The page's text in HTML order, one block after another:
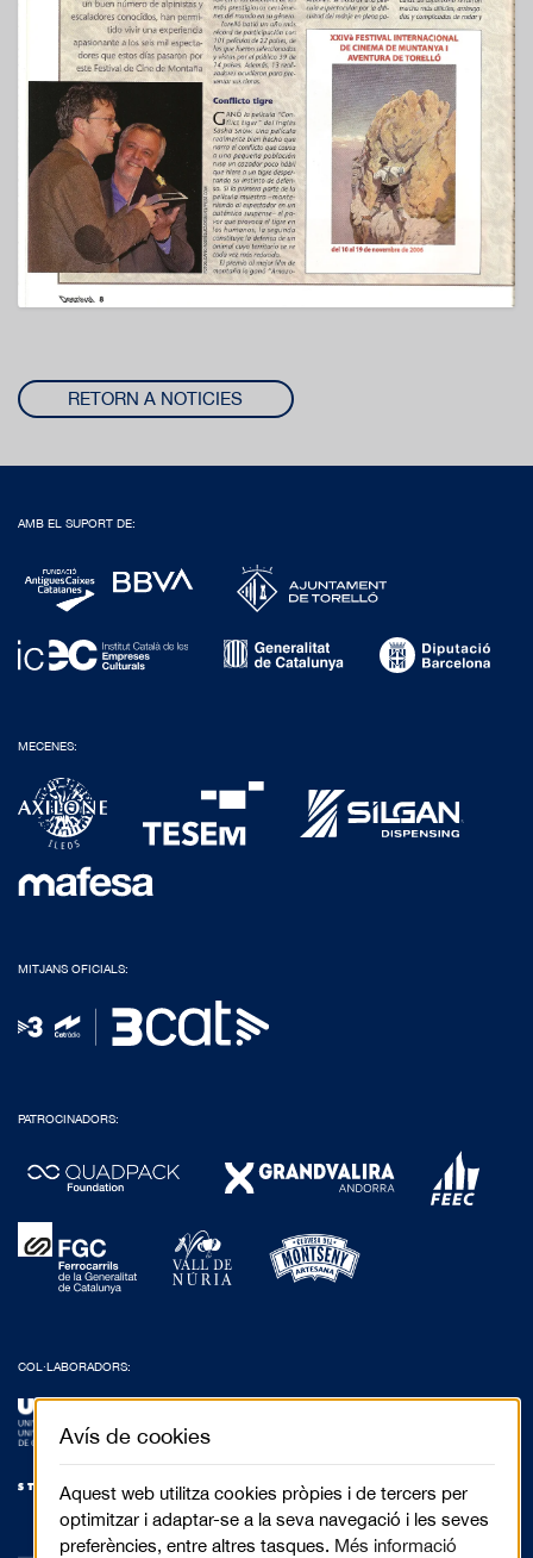
RETORN A NOTICIES
AMB EL SUPORT DE:
MECENES:
MITJANS OFICIALS:
PATROCINADORS:
COL·LABORADORS:
Avís de cookies
Aquest web utilitza cookies pròpies i de tercers per
optimitzar i adaptar-se a la seva navegació i les seves
preferències, entre altres tasques. Més informació